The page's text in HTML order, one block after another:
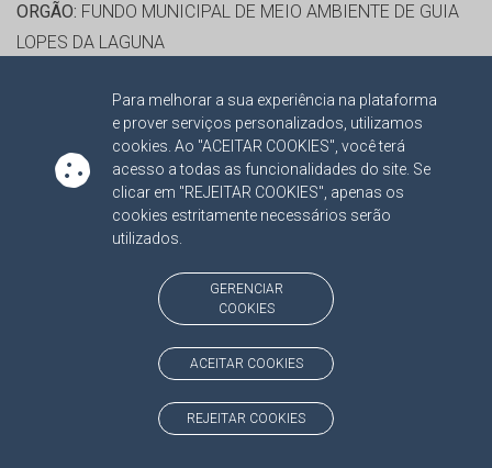
Para melhorar a sua experiência na plataforma
e prover serviços personalizados, utilizamos
cookies. Ao "ACEITAR COOKIES", você terá
acesso a todas as funcionalidades do site. Se
clicar em "REJEITAR COOKIES", apenas os
cookies estritamente necessários serão
utilizados.
GERENCIAR
COOKIES
ACEITAR COOKIES
REJEITAR COOKIES
ORGÃO: FUNDO MUNICIPAL DE MEIO AMBIENTE DE GUIA
LOPES DA LAGUNA
ADVOGADO(S):NÃO HÁ
PROCESSO(S) APENSADO(S):
TC/00009020/2019 PROCEDIMENTOS ESPECIAIS 2015
CONS. RONALDO CHADID
APURAÇÃO DE RESPONSABILIDADE 2013
1575862
FUNDO MUNICIPAL DE TURISMO DE GUIA LOPES
JACOMO DAGOSTIN